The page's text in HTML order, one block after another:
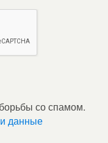
со спамом.
данные